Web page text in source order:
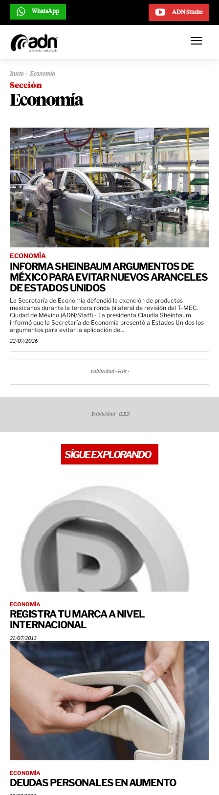
ADN Studio
WhatsApp
Inicio Economía
Sección
Economía
ECONOMÍA
INFORMA SHEINBAUM ARGUMENTOS DE
MÉXICO PARA EVITAR NUEVOS ARANCELES
DE ESTADOS UNIDOS
La Secretaría de Economía defendió la exención de productos
mexicanos durante la tercera ronda bilateral de revisión del T-MEC.
Ciudad de México (ADN/Staff) - La presidenta Claudia Sheinbaum
informó que la Secretaría de Economía presentó a Estados Unidos los
argumentos para evitar la aplicación de...
22/07/2026
Publicidad - HP1 -
- Publicidad - (LB2)
SÍGUE EXPLORANDO
ECONOMÍA
REGISTRA TU MARCA A NIVEL
INTERNACIONAL
21/07/2013
ECONOMÍA
DEUDAS PERSONALES EN AUMENTO